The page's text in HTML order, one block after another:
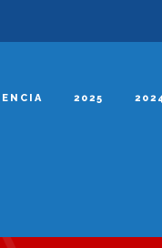
2025